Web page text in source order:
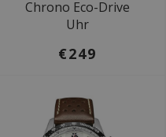
Chrono Eco-Drive
Uhr
€249